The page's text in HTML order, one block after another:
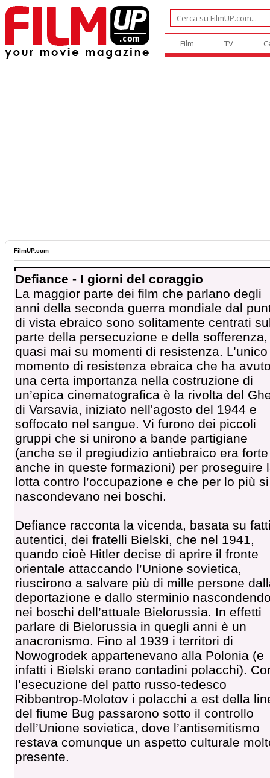
Film TV
FilmUP.com
Defiance - I giorni del coraggio
La maggior parte dei film che parlano degli
anni della seconda guerra mondiale dal
di vista ebraico sono solitamente centrati
parte della persecuzione e della
quasi mai su momenti di resistenza. L’unico
momento di resistenza ebraica che ha
una certa importanza nella costruzione di
un’epica cinematografica è la rivolta del
di Varsavia, iniziato nell'agosto del 1944 e
soffocato nel sangue. Vi furono dei piccoli
gruppi che si unirono a bande partigiane
(anche se il pregiudizio antiebraico era forte
anche in queste formazioni) per proseguire
lotta contro l’occupazione e che per lo più si
nascondevano nei boschi.
Defiance racconta la vicenda, basata su
autentici, dei fratelli Bielski, che nel 1941,
quando cioè Hitler decise di aprire il fronte
orientale attaccando l’Unione sovietica,
riuscirono a salvare più di mille persone
deportazione e dallo sterminio
nei boschi dell’attuale Bielorussia. In effetti
parlare di Bielorussia in quegli anni è un
anacronismo. Fino al 1939 i territori di
Nowogrodek appartenevano alla Polonia (e
infatti i Bielski erano contadini polacchi).
l’esecuzione del patto russo-tedesco
Ribbentrop-Molotov i polacchi a est della
del fiume Bug passarono sotto il controllo
dell’Unione sovietica, dove l’antisemitismo
restava comunque un aspetto culturale
presente.